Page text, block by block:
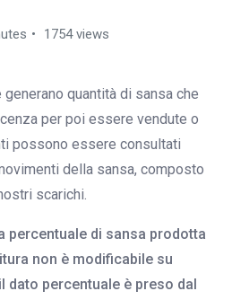
1754 views
quantità di sansa che
per poi essere vendute o
possono essere consultati
della sansa, composto
scarichi.
percentuale di sansa prodotta
non è modificabile su
dato percentuale è preso dal